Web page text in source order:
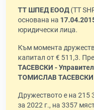
ТТ ШПЕД ЕООД(TT
основана на
юридически лица.
Към момента
капитал от € 511,3.
ТАСЕВСКИ - Управител
ТОМИСЛАВ ТАСЕВСКИ
Дружеството е на 215
за 2022 г., на 3357